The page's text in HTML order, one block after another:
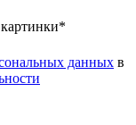
*
данных в